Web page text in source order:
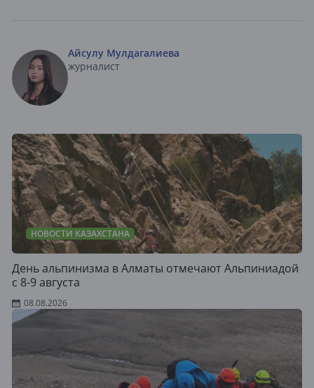
Айсулу Мулдагалиева
журналист
НОВОСТИ КАЗАХСТАНА
День альпинизма в Алматы отмечают Альпиниадой
с 8-9 августа
08.08.2026